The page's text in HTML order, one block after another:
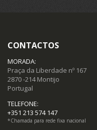
CONTACTOS
MORADA:
Praça da Liberdade nº 167
2870 -214 Montijo
Portugal
TELEFONE:
+351 213 574 147
*Chamada para rede fixa nacional